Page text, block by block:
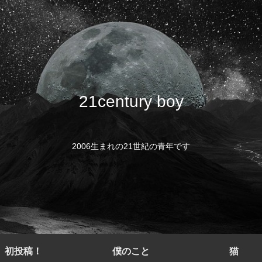
21century boy
2006生まれの21世紀の青年です
初投稿！ 僕のこと 猫